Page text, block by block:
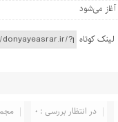
لینک کوتاه
در انتظار بررسی : 0